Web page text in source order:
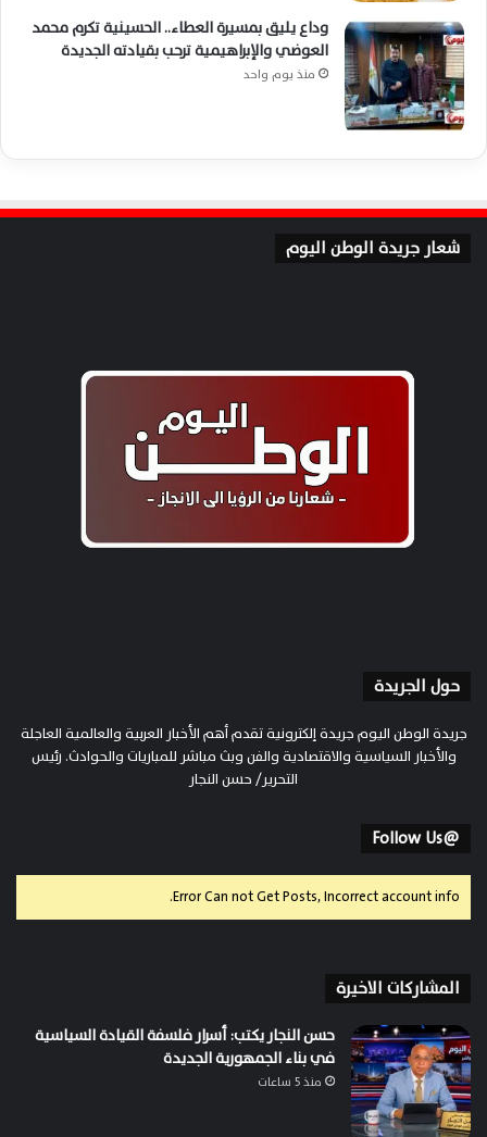
وداع يليق بمسيرة العطاء.. الحسينية تكرم محمد
العوضي والإبراهيمية ترحب بقيادته الجديدة
منذ يوم واحد
شعار جريدة الوطن اليوم
حول الجريدة
جريدة الوطن اليوم جريدة إلكترونية تقدم أهم الأخبار العربية والعالمية العاجلة
والأخبار السياسية والاقتصادية والفن وبث مباشر للمباريات والحوادث. رئيس
التحرير/ حسن النجار
@Follow Us
Error Can not Get Posts, Incorrect account info.
المشاركات الاخيرة
حسن النجار يكتب: أسرار فلسفة القيادة السياسية
في بناء الجمهورية الجديدة
منذ 5 ساعات